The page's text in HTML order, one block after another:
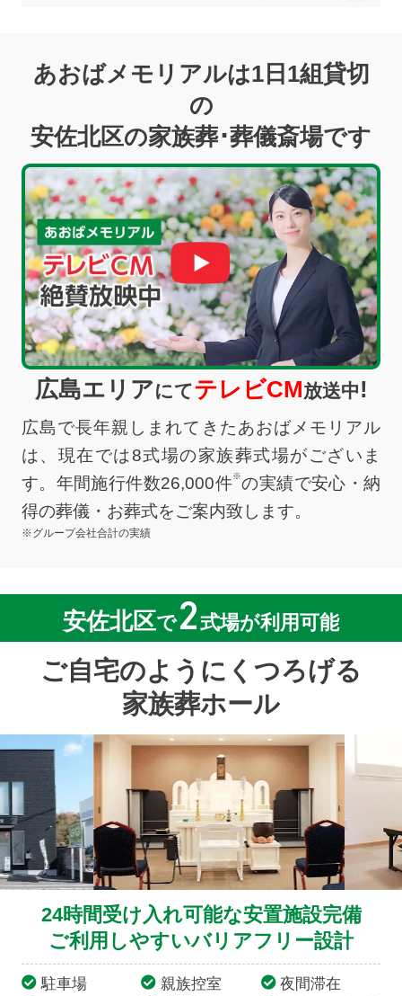
あおばメモリアルは1日1組貸切
の
安佐北区の家族葬･葬儀斎場です
広島で長年親しまれてきたあおばメモリアル
は、現在では8式場の家族葬式場がございま
す。年間施行件数26,000件※の実績で安心・納
得の葬儀・お葬式をご案内致します。
※グループ会社合計の実績
広島エリアにてテレビCM放送中!
安佐北区で2式場が利用可能
ご自宅のようにくつろげる
家族葬ホール
24時間受け入れ可能な安置施設完備
ご利用しやすいバリアフリー設計
駐車場 親族控室
夜間滞在